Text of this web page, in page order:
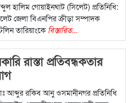
হালিম গোয়াইনঘাট (সিলেট) প্রতিনিধি:
জেলা বিএনপির ক্রীড়া সম্পাদক
তারিয়াংকে বিস্তারিত...
রাস্তা প্রতিবন্ধকতার
আব্দুর রকিব আনু ওসমানীনগর প্রতিনিধি